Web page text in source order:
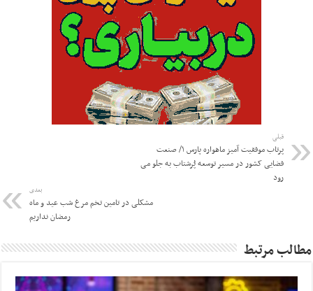
قبلی
پرتاب موفقیت آمیز ماهواره پارس ۱/ صنعت
فضایی کشور در مسیر توسعه پُرشتاب به جلو می
رود
بعدی
مشکلی در تامین تخم مرغ شب عید و ماه
رمضان نداریم
مطالب مرتبط